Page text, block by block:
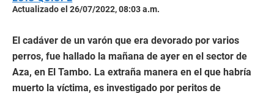
Actualizado el 26/07/2022, 08:03 a.m.
El cadáver de un varón que era devorado por varios
perros, fue hallado la mañana de ayer en el sector de
Aza, en El Tambo. La extraña manera en el que habría
muerto la víctima, es investigado por peritos de